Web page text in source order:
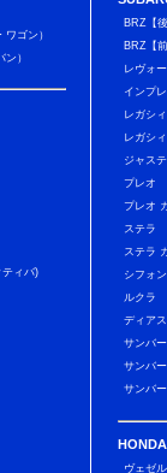
ゴン）
）
ティバ)
BRZ【
BRZ【
レヴォ
インプ
レガシ
レガシ
ジャス
プレオ
プレオ
ステラ
ステラ
シフォ
ルクラ
ディア
サンバ
サンバ
サンバ
HONDA
ヴェゼル